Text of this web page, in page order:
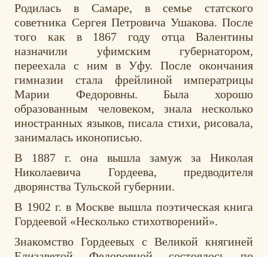
Родилась в Самаре, в семье статского
советника Сергея Петровича Ушакова. После
того как в 1867 году отца Валентины
назначили уфимским губернатором,
переехала с ним в Уфу.После окончания
гимназии стала фрейлиной императрицы
Марии Федоровны. Была хорошо
образованным человеком, знала несколько
иностранных языков, писала стихи, рисовала,
занималась иконописью.
В 1887 г. она вышла замуж за Николая
Николаевича Гордеева, предводителя
дворянства Тульской губернии.
В 1902 г. в Москве вышла поэтическая книга
Гордеевой «Несколько стихотворений».
Знакомство Гордеевых с Великой княгиней